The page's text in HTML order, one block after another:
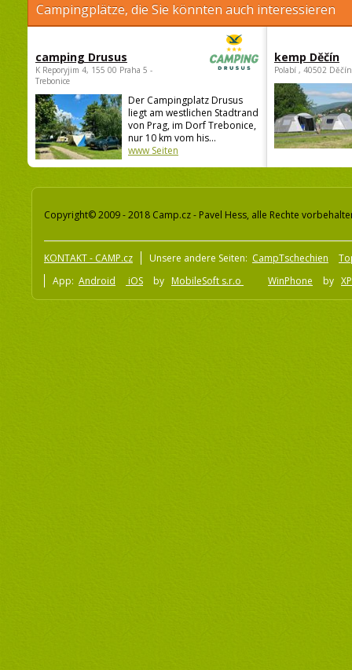
Campingplätze, die Sie könnten auch interessieren
camping Drusus
K Reporyjim 4, 155 00 Praha 5 -
Trebonice
Der Campingplatz Drusus
liegt am westlichen Stadtrand
von Prag, im Dorf Trebonice,
nur 10 km vom his...
www Seiten
kemp Děčín
Polabí , 40502 Děčín
Copyright© 2009 - 2018 Camp.cz - Pavel Hess, alle Rechte
KONTAKT - CAMP.cz Unsere andere Seiten: CampTschechien
App: Android iOS by MobileSoft s.r.o WinPhone by